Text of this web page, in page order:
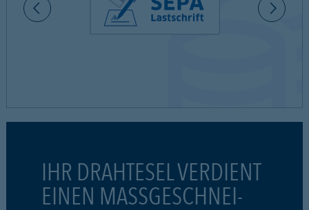
IHR DRAHTESEL VERDIENT
EINEN MASSGESCHNEI-